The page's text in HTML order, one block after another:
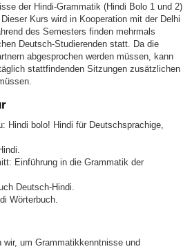
der Hindi-Grammatik (Hindi Bolo 1 und 2)
Kurs wird in Kooperation mit der Delhi
des Semesters finden mehrmals
Deutsch-Studierenden statt. Da die
abgesprochen werden müssen, kann
stattfindenden Sitzungen zusätzlichen
Hindi bolo! Hindi für Deutschsprachige,
Einführung in die Grammatik der
Deutsch-Hindi.
Wörterbuch.
wir, um Grammatikkenntnisse und